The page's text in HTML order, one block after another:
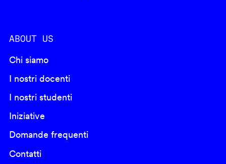
ABOUT US
Chi siamo
I nostri docenti
I nostri studenti
Iniziative
Domande frequenti
Contatti